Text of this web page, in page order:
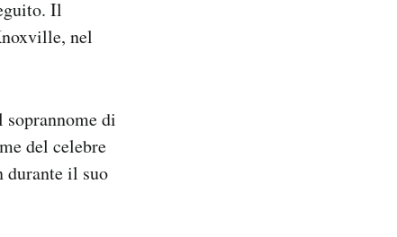
Il
nel
soprannome di
del celebre
durante il suo